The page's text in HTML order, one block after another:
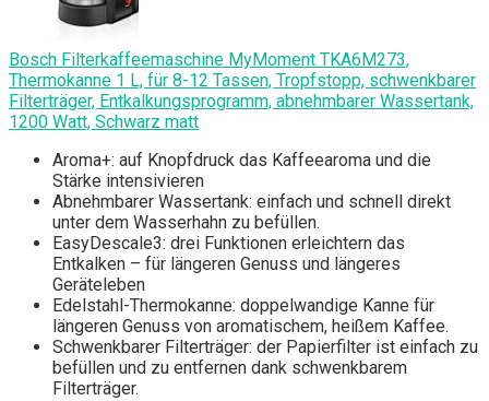
Bosch Filterkaffeemaschine MyMoment TKA6M273,
Thermokanne 1 L, für 8-12 Tassen, Tropfstopp, schwenkbarer
Filterträger, Entkalkungsprogramm, abnehmbarer Wassertank,
1200 Watt, Schwarz matt
Aroma+: auf Knopfdruck das Kaffeearoma und die
Stärke intensivieren
Abnehmbarer Wassertank: einfach und schnell direkt
unter dem Wasserhahn zu befüllen.
EasyDescale3: drei Funktionen erleichtern das
Entkalken – für längeren Genuss und längeres
Geräteleben
Edelstahl-Thermokanne: doppelwandige Kanne für
längeren Genuss von aromatischem, heißem Kaffee.
Schwenkbarer Filterträger: der Papierfilter ist einfach zu
befüllen und zu entfernen dank schwenkbarem
Filterträger.